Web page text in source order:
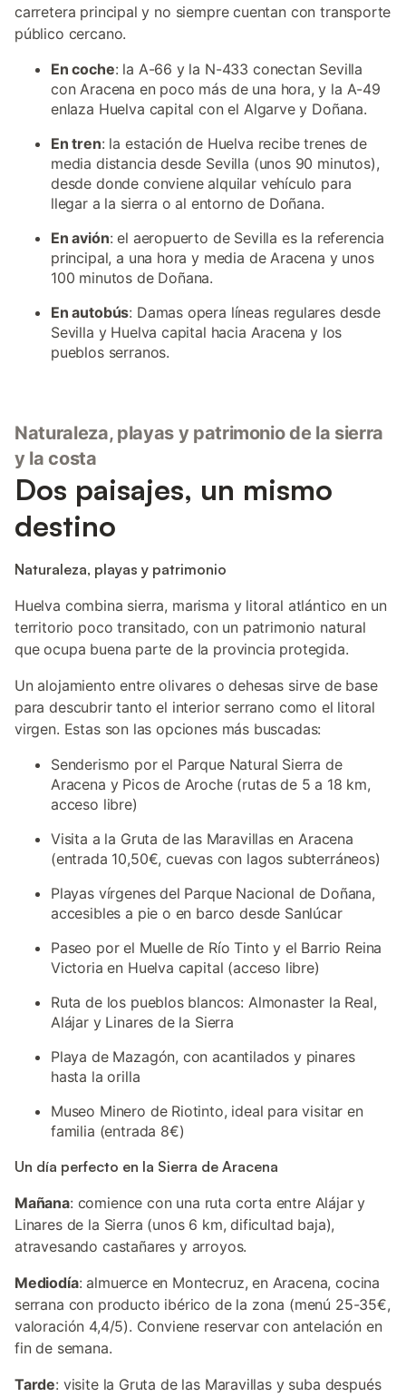
carretera principal y no siempre cuentan con transporte
público cercano.
En coche: la A-66 y la N-433 conectan Sevilla
con Aracena en poco más de una hora, y la A-49
enlaza Huelva capital con el Algarve y Doñana.
En tren: la estación de Huelva recibe trenes de
media distancia desde Sevilla (unos 90 minutos),
desde donde conviene alquilar vehículo para
llegar a la sierra o al entorno de Doñana.
En avión: el aeropuerto de Sevilla es la referencia
principal, a una hora y media de Aracena y unos
100 minutos de Doñana.
En autobús: Damas opera líneas regulares desde
Sevilla y Huelva capital hacia Aracena y los
pueblos serranos.
Naturaleza, playas y patrimonio de la sierra
y la costa
Dos paisajes, un mismo
destino
Naturaleza, playas y patrimonio
Huelva combina sierra, marisma y litoral atlántico en un
territorio poco transitado, con un patrimonio natural
que ocupa buena parte de la provincia protegida.
Un alojamiento entre olivares o dehesas sirve de base
para descubrir tanto el interior serrano como el litoral
virgen. Estas son las opciones más buscadas:
Senderismo por el Parque Natural Sierra de
Aracena y Picos de Aroche (rutas de 5 a 18 km,
acceso libre)
Visita a la Gruta de las Maravillas en Aracena
(entrada 10,50€, cuevas con lagos subterráneos)
Playas vírgenes del Parque Nacional de Doñana,
accesibles a pie o en barco desde Sanlúcar
Paseo por el Muelle de Río Tinto y el Barrio Reina
Victoria en Huelva capital (acceso libre)
Ruta de los pueblos blancos: Almonaster la Real,
Alájar y Linares de la Sierra
Playa de Mazagón, con acantilados y pinares
hasta la orilla
Museo Minero de Riotinto, ideal para visitar en
familia (entrada 8€)
Un día perfecto en la Sierra de Aracena
Mañana: comience con una ruta corta entre Alájar y
Linares de la Sierra (unos 6 km, dificultad baja),
atravesando castañares y arroyos.
Mediodía: almuerce en Montecruz, en Aracena, cocina
serrana con producto ibérico de la zona (menú 25-35€,
valoración 4,4/5). Conviene reservar con antelación en
fin de semana.
Tarde: visite la Gruta de las Maravillas y suba después